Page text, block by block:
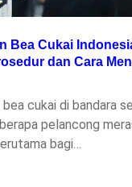
Bea Cukai
dan Cara
cukai di bandara
pelancong
bagi…